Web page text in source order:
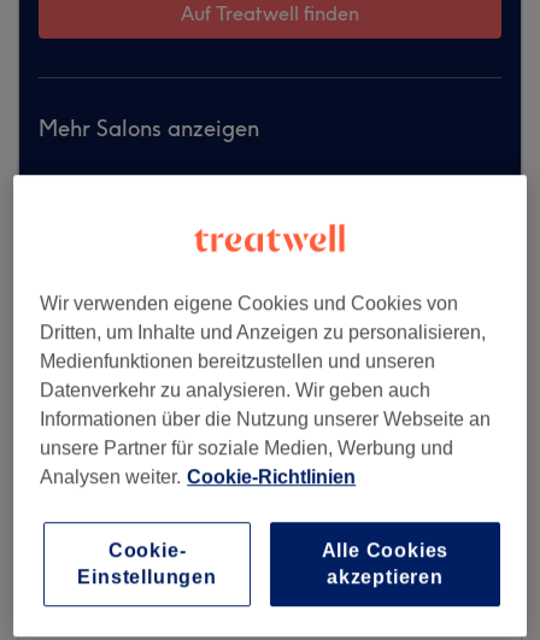
Auf Treatwell finden
Mehr Salons anzeigen
EN Studio - Wellness & Beauty
Wir verwenden eigene Cookies und Cookies von
Dritten, um Inhalte und Anzeigen zu personalisieren,
Medienfunktionen bereitzustellen und unseren
Datenverkehr zu analysieren. Wir geben auch
Informationen über die Nutzung unserer Webseite an
unsere Partner für soziale Medien, Werbung und
Analysen weiter. Cookie-Richtlinien
Cookie-
Einstellungen
Alle Cookies
akzeptieren